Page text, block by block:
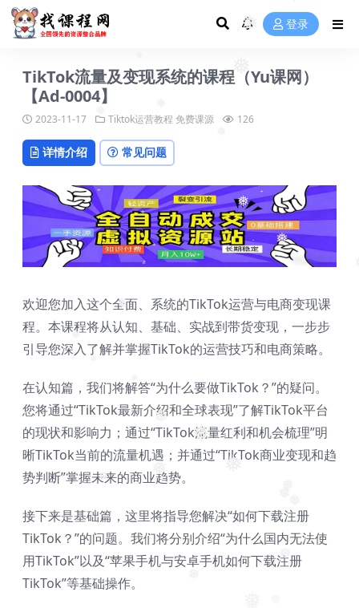
❅
❅
❅
❅
❅
❅
❅
❅
❅
❅
❅
❅
❅
❅
❅
登录
TikTok流量及变现系统的课程（Yu课网）
【Ad-0004】
2023-11-17 Tiktok运营教程 免费课源 126
详情介绍 常见问题
欢迎您加入这个全面、系统的TikTok运营与电商变现课
程。本课程将从认知、基础、实战到带货变现，一步步
引导您深入了解并掌握TikTok的运营技巧和电商策略。
在认知篇，我们将解答“为什么要做TikTok？”的疑问。
您将通过“TikTok最新介绍和全球表现”了解TikTok平台
的现状和影响力；通过“TikTok流量红利和机会梳理”明
晰TikTok当前的流量机遇；并通过“TikTok商业变现和趋
势判断”掌握未来的商业趋势。
接下来是基础篇，这里将指导您解决“如何下载注册
TikTok？”的问题。我们将分别介绍“为什么国内无法使
用TikTok”以及“苹果手机与安卓手机如何下载注册
TikTok”等基础操作。